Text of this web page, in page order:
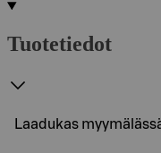
Tuotetiedot
Laadukas